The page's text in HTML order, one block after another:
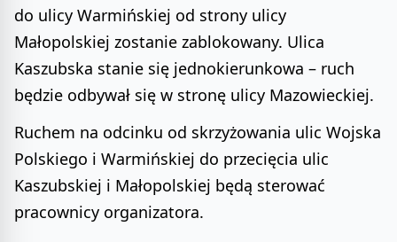
do ulicy Warmińskiej od strony ulicy
Małopolskiej zostanie zablokowany. Ulica
Kaszubska stanie się jednokierunkowa – ruch
będzie odbywał się w stronę ulicy Mazowieckiej.
Ruchem na odcinku od skrzyżowania ulic Wojska
Polskiego i Warmińskiej do przecięcia ulic
Kaszubskiej i Małopolskiej będą sterować
pracownicy organizatora.